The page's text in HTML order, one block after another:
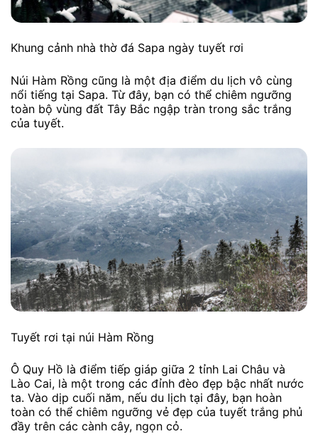
Khung cảnh nhà thờ đá Sapa ngày tuyết rơi
Núi Hàm Rồng cũng là một địa điểm du lịch vô cùng
nổi tiếng tại Sapa. Từ đây, bạn có thể chiêm ngưỡng
toàn bộ vùng đất Tây Bắc ngập tràn trong sắc trắng
của tuyết.
Tuyết rơi tại núi Hàm Rồng
Ô Quy Hồ là điểm tiếp giáp giữa 2 tỉnh Lai Châu và
Lào Cai, là một trong các đỉnh đèo đẹp bậc nhất nước
ta. Vào dịp cuối năm, nếu du lịch tại đây, bạn hoàn
toàn có thể chiêm ngưỡng vẻ đẹp của tuyết trắng phủ
đầy trên các cành cây, ngọn cỏ.